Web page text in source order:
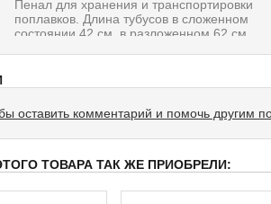
Пенал для хранения и транспортировки
поплавков. Длина тубусов в сложенном
состоянии 42 см, в разложенном 62 см....
оставить комментарий и помочь другим
ТОВАРА ТАК ЖЕ ПРИОБРЕЛИ: